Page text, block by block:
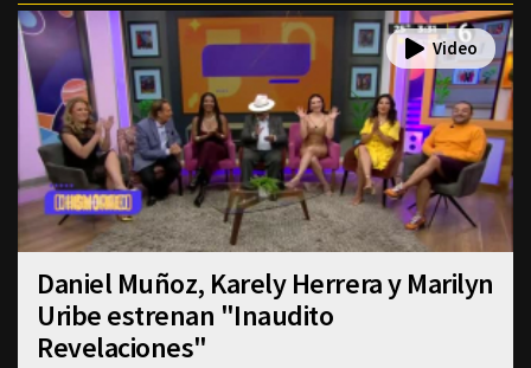
Daniel Muñoz, Karely Herrera y Marilyn
Uribe estrenan "Inaudito
Revelaciones"